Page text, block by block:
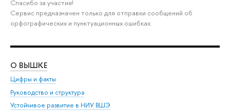
Спасибо за участие!
Сервис предназначен только для отправки сообщений об
орфографических и пунктуационных ошибках.
О ВЫШКЕ
Цифры и факты
Руководство и структура
Устойчивое развитие в НИУ ВШЭ